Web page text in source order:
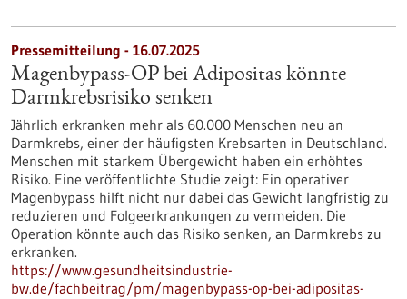
Pressemitteilung - 16.07.2025
Magenbypass-OP bei Adipositas könnte
Darmkrebsrisiko senken
Jährlich erkranken mehr als 60.000 Menschen neu an
Darmkrebs, einer der häufigsten Krebsarten in Deutschland.
Menschen mit starkem Übergewicht haben ein erhöhtes
Risiko. Eine veröffentlichte Studie zeigt: Ein operativer
Magenbypass hilft nicht nur dabei das Gewicht langfristig zu
reduzieren und Folgeerkrankungen zu vermeiden. Die
Operation könnte auch das Risiko senken, an Darmkrebs zu
erkranken.
https://www.gesundheitsindustrie-
bw.de/fachbeitrag/pm/magenbypass-op-bei-adipositas-